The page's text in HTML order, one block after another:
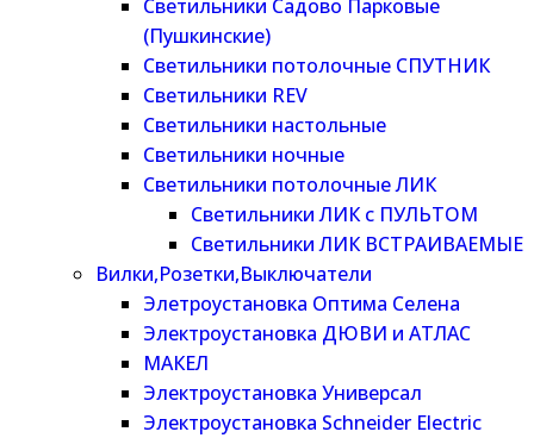
Светильники Садово Парковые
(Пушкинские)
Светильники потолочные СПУТНИК
Светильники REV
Светильники настольные
Светильники ночные
Светильники потолочные ЛИК
Светильники ЛИК с ПУЛЬТОМ
Светильники ЛИК ВСТРАИВАЕМЫЕ
Вилки,Розетки,Выключатели
Элетроустановка Оптима Селена
Электроустановка ДЮВИ и АТЛАС
МАКЕЛ
Электроустановка Универсал
Электроустановка Schneider Electric